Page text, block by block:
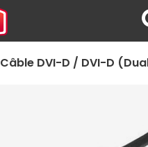
Câble DVI-D / DVI-D